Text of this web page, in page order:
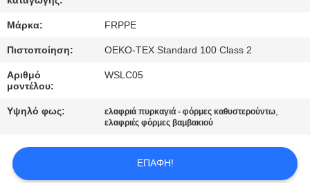
ΣΕ
ΕΠΑΦΉ
ΖΗΤΉΣΤΕ
ΑΠΌΣΠΑΣΜΑ
Μάρκα: FRPPE
Πιστοποίηση: OEKO-TEX Standard 100 Class 2
Αριθμό
μοντέλου:
WSLC05
Υψηλό φως: ελαφριά πυρκαγιά - φόρμες καθυστερούντω,
ελαφριές φόρμες βαμβακιού
ΕΠΑΦΉ!